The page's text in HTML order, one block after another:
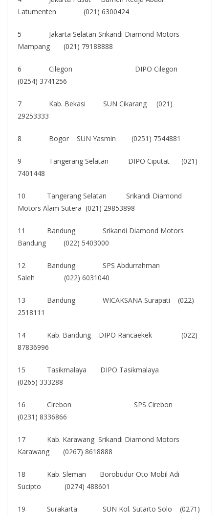
Latumenten (021) 6300424
5 Jakarta Selatan Srikandi Diamond Motors
Mampang (021) 79188888
6 Cilegon DIPO Cilegon
(0254) 3741256
7 Kab. Bekasi SUN Cikarang (021)
29253333
8 Bogor SUN Yasmin (0251) 7544881
9 Tangerang Selatan DIPO Ciputat (021)
7401448
10 Tangerang Selatan Srikandi Diamond
Motors Alam Sutera (021) 29853898
11 Bandung Srikandi Diamond Motors
Bandung (022) 5403000
12 Bandung SPS Abdurrahman
Saleh (022) 6031040
13 Bandung WICAKSANA Surapati (022)
2518111
14 Kab. Bandung DIPO Rancaekek (022)
87836996
15 Tasikmalaya DIPO Tasikmalaya
(0265) 333288
16 Cirebon SPS Cirebon
(0231) 8336866
17 Kab. Karawang Srikandi Diamond Motors
Karawang (0267) 8618888
18 Kab. Sleman Borobudur Oto Mobil Adi
Sucipto (0274) 488601
19 Surakarta SUN Kol. Sutarto Solo (0271)